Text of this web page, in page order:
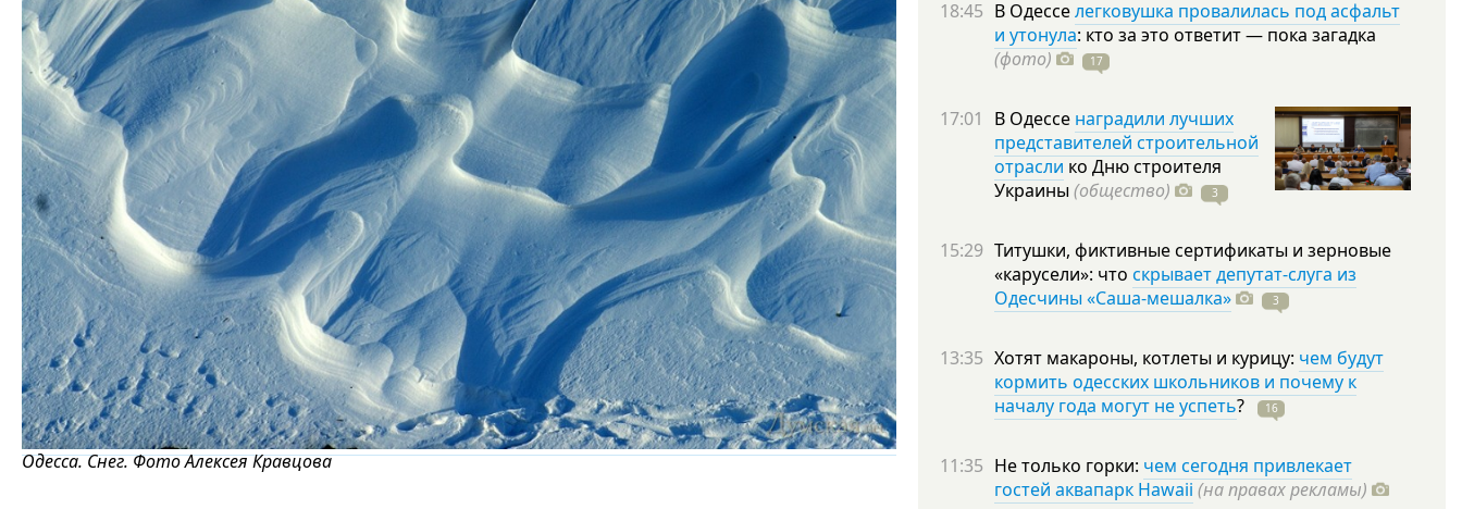
Одесса. Снег. Фото Алексея Кравцова
18:45 В Одесселегковушка провалилась под асфальт
и утонула: кто за это ответит — пока загадка
(фото)
17
17:01 В Одессе наградили лучших
представителей строительной
отрасли ко Дню строителя
Украины (общество) 3
15:29 Титушки, фиктивные сертификаты и зерновые
«карусели»: что скрывает депутат-слуга из
Одесчины «Саша-мешалка»
3
13:35 Хотят макароны, котлеты и курицу: чем будут
кормить одесских школьников и почему к
началу года могут не успеть? 16
11:35 Не только горки: чем сегодня привлекает
гостей аквапарк Hawaii (на правах рекламы)